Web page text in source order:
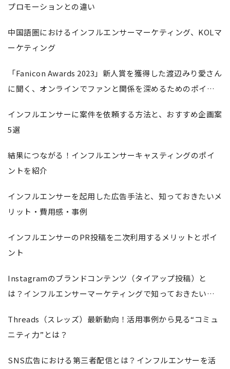
プロモーションとの違い
中国語圏におけるインフルエンサーマーケティング、KOLマ
ーケティング
「Fanicon Awards 2023」新人賞を獲得した渡辺みり愛さん
に聞く、オンラインでファンと関係を深めるためのポイン
インフルエンサーに案件を依頼する方法と、おすすめ企画案
5選
結果につながる！インフルエンサーキャスティングのポイ
ントを紹介
インフルエンサーを起用した広告手法と、知っておきたいメ
リット・費用感・事例
インフルエンサーのPR投稿を二次利用するメリットとポイ
ント
Instagramのブランドコンテンツ（タイアップ投稿）と
は？インフルエンサーマーケティングで知っておきたいル
Threads（スレッズ）最新動向！活用事例から見る“コミュ
ニティ力”とは？
SNS広告における第三者配信とは？インフルエンサーを活